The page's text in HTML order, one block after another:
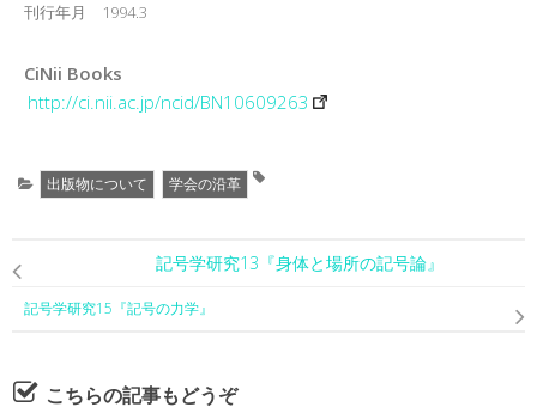
刊行年月 1994.3
CiNii Books
http://ci.nii.ac.jp/ncid/BN10609263
出版物について 学会の沿革
記号学研究13『身体と場所の記号論』
記号学研究15『記号の力学』
こちらの記事もどうぞ